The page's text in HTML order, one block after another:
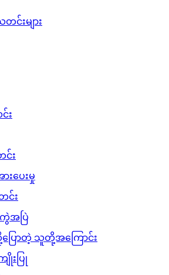
းများ
း
း
းပေးမှု
င်း
ပြဲ
ြောတဲ့ သူတို့အကြောင်း
းပြု